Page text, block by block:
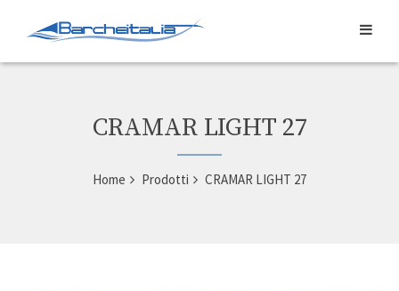
CRAMAR LIGHT 27
Home Prodotti CRAMAR LIGHT 27